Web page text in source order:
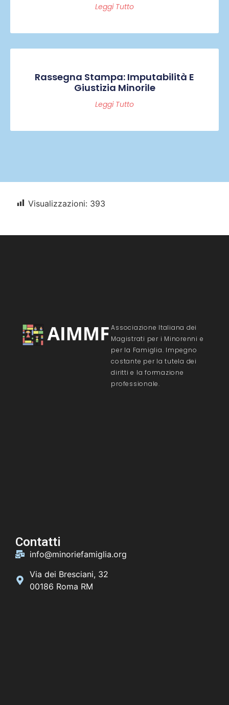
Leggi Tutto
Rassegna Stampa: Imputabilità E
Giustizia Minorile
Leggi Tutto
Visualizzazioni: 393
Associazione Italiana dei
Magistrati per i Minorenni e
per la Famiglia. Impegno
costante per la tutela dei
diritti e la formazione
professionale.
Contatti
info@minoriefamiglia.org
Via dei Bresciani, 32
00186 Roma RM